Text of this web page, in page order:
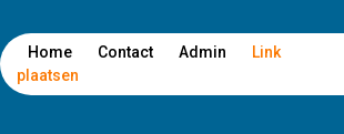
Home Contact Admin
Link
plaatsen